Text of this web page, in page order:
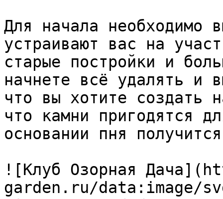
Для начала необходимо
устраивают вас на
старые постройки и
начнете всё удалять и
что вы хотите создать
что камни пригодятся
основании пня
![Клуб Озорная
garden.ru/data:image/